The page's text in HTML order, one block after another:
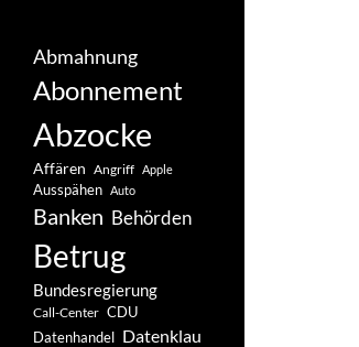
Abmahnung
Abonnement
Abzocke
Affären Angriff Apple
Ausspähen Auto
Banken Behörden
Betrug
Bundesregierung
Call-Center CDU
Datenhandel Datenklau